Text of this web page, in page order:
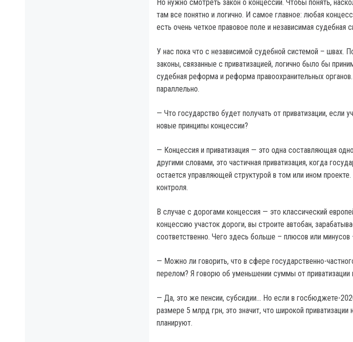
Но нужно смотреть закон о концессии. Чтобы понять,
там все понятно и логично. И самое главное: любая
есть очень четкое правовое поле и независимая судебная
У нас пока что с независимой судебной системой – швах.
законы, связанные с приватизацией, логично было бы
судебная реформа и реформа правоохранительных
параллельно.
— Что государство будет получать от приватизации, если
новые принципы концессии?
— Концессия и приватизация — это одна составляющая
другими словами, это частичная приватизация, когда
остается управляющей структурой в том или ином
контроля.
В случае с дорогами концессия — это классический
концессию участок дороги, вы строите автобан,
соответственно. Чего здесь больше – плюсов или
— Можно ли говорить, что в сфере государственно-
перелом? Я говорю об уменьшении суммы от
— Да, это же пенсии, субсидии… Но если в госбюджете-
размере 5 млрд грн, это значит, что широкой
планируют.